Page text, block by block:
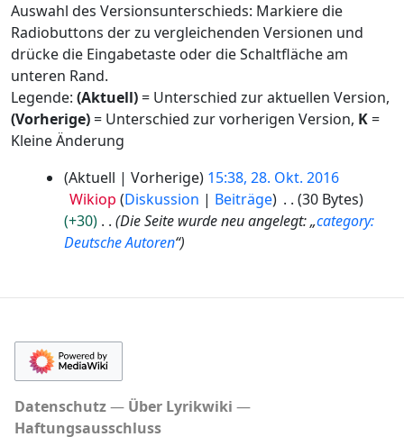
Auswahl des Versionsunterschieds: Markiere die
Radiobuttons der zu vergleichenden Versionen und
drücke die Eingabetaste oder die Schaltfläche am
unteren Rand.
Legende: (Aktuell)= Unterschied zur aktuellen Version,
(Vorherige)= Unterschied zur vorherigen Version, K=
Kleine Änderung
o
e
2
0
1
Aktuell Vorherige 15:38, 28. Okt. 2016
Wikiop Diskussion Beiträge
30 Bytes
+30
Die Seite wurde neu angelegt: „category:
Deutsche Autoren“
Datenschutz
Über Lyrikwiki
Haftungsausschluss